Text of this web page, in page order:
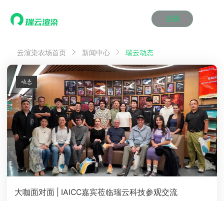
注册
产品服务
效果图渲染
云制作
云渲染管理系统
瑞兔百宝箱
AI视频插帧
效果图渲染
云制作
云渲染管理系统
瑞兔百宝箱
AI视频插帧
效果图渲染
云制作
云渲染管理系统
瑞兔百宝箱
AI视频插帧
效果图渲染
云制作
云渲染管理系统
瑞兔百宝箱
AI视频插帧
效果图渲染
云制作
云渲染管理系统
瑞兔百宝箱
AI视频插帧
效果图渲染
云制作
云渲染管理系统
瑞兔百宝箱
AI视频插帧
解决方案
Maya云渲染方案
3ds Max云渲染方案
Cinema 4D云渲染方案
Blender 云渲染方案
Maya AI渲染方案
Maya云渲染方案
3ds Max云渲染方案
Cinema 4D云渲染方案
Blender 云渲染方案
Maya AI渲染方案
Maya云渲染方案
3ds Max云渲染方案
Cinema 4D云渲染方案
Blender 云渲染方案
Maya AI渲染方案
Maya云渲染方案
3ds Max云渲染方案
Cinema 4D云渲染方案
Blender 云渲染方案
Maya AI渲染方案
Maya云渲染方案
3ds Max云渲染方案
Cinema 4D云渲染方案
Blender 云渲染方案
Maya AI渲染方案
Maya云渲染方案
3ds Max云渲染方案
Cinema 4D云渲染方案
Blender 云渲染方案
Maya AI渲染方案
价格
动画价格
效果图价格
云制作价格
动画价格
效果图价格
云制作价格
动画价格
效果图价格
云制作价格
动画价格
效果图价格
云制作价格
动画价格
效果图价格
云制作价格
动画价格
效果图价格
云制作价格
案例
资讯&赛事
新闻资讯
渲染百科
渲染大赛
新闻资讯
渲染百科
渲染大赛
新闻资讯
渲染百科
渲染大赛
新闻资讯
渲染百科
渲染大赛
新闻资讯
渲染百科
渲染大赛
新闻资讯
渲染百科
渲染大赛
特惠专区
云渲染农场首页 新闻中心 瑞云动态
大咖面对面 | IAICC嘉宾莅临瑞云科技参观交流
动态